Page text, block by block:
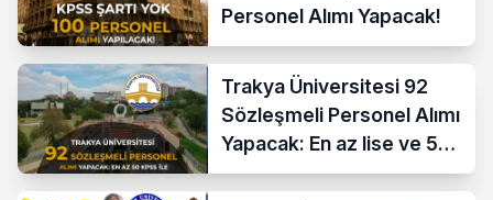
Personel Alımı Yapacak!
Trakya Üniversitesi 92
Sözleşmeli Personel Alımı
Yapacak: En az lise ve 50
KPSS İle